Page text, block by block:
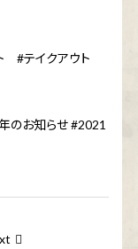
#テイクアウト
のお知らせ #2021